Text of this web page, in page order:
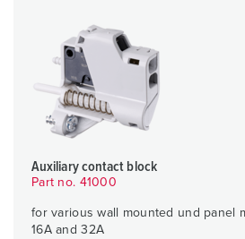
Auxiliary contact block
Part no. 41000
for various wall mounted und panel
16A and 32A